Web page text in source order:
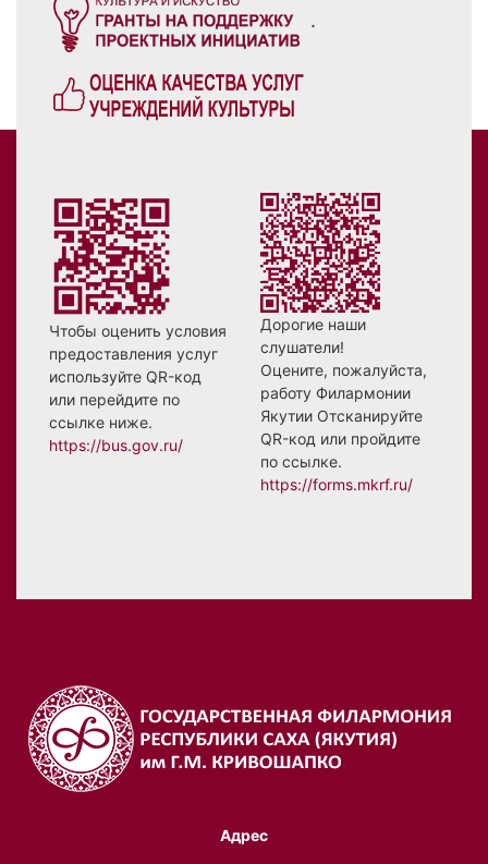
.
Чтобы оценить условия
предоставления услуг
используйте QR-код
или перейдите по
ссылке ниже.
https://bus.gov.ru/
Дорогие наши
слушатели!
Оцените, пожалуйста,
работу Филармонии
Якутии Отсканируйте
QR-код или пройдите
по ссылке.
https://forms.mkrf.ru/
Адрес